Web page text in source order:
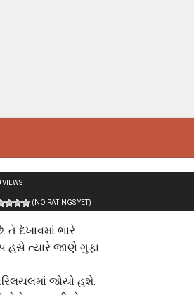
(NO RATINGS YET)
તે દેખાવમાં ભારે
હસે ત્યારે જાણે ગુફા
જોયો હશે.